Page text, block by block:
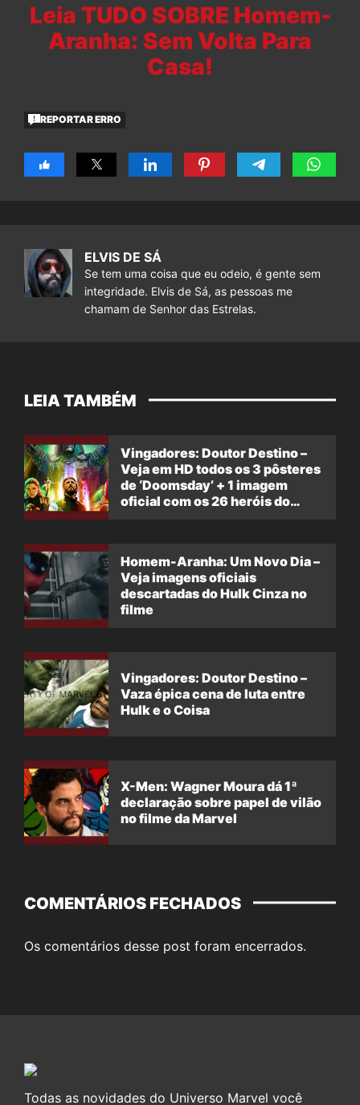
Leia TUDO SOBRE Homem-
Aranha: Sem Volta Para
Casa!
REPORTAR ERRO
ELVIS DE SÁ
Se tem uma coisa que eu odeio, é gente sem
integridade. Elvis de Sá, as pessoas me
chamam de Senhor das Estrelas.
LEIA TAMBÉM
Vingadores: Doutor Destino –
Veja em HD todos os 3 pôsteres
de ‘Doomsday’ + 1 imagem
oficial com os 26 heróis do
Homem-Aranha: Um Novo Dia –
Veja imagens oficiais
descartadas do Hulk Cinza no
filme
Vingadores: Doutor Destino –
Vaza épica cena de luta entre
Hulk e o Coisa
X-Men: Wagner Moura dá 1ª
declaração sobre papel de vilão
no filme da Marvel
COMENTÁRIOS FECHADOS
Os comentários desse post foram encerrados.
Todas as novidades do Universo Marvel você